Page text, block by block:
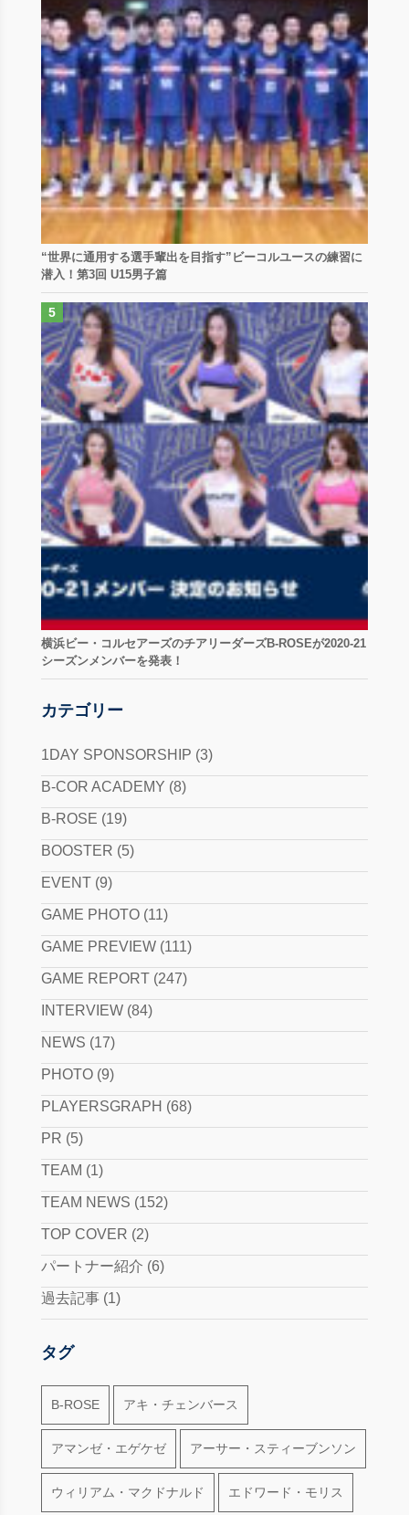
“世界に通用する選手輩出を目指す”ビーコルユースの練習に
潜入！第3回 U15男子篇
横浜ビー・コルセアーズのチアリーダーズB-ROSEが2020-21
シーズンメンバーを発表！
カテゴリー
1DAY SPONSORSHIP (3)
B-COR ACADEMY (8)
B-ROSE (19)
BOOSTER (5)
EVENT(9)
GAME PHOTO(11)
GAME PREVIEW(111)
GAME REPORT(247)
INTERVIEW(84)
NEWS (17)
PHOTO(9)
PLAYERSGRAPH (68)
PR (5)
TEAM (1)
TEAM NEWS (152)
TOP COVER (2)
パートナー紹介 (6)
過去記事(1)
タグ
B-ROSE アキ・チェンバース
アマンゼ・エゲケゼ アーサー・スティーブンソン
ウィリアム・マクドナルド エドワード・モリス